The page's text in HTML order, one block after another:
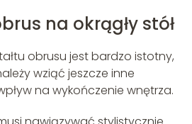
na okrągły stół
obrusu jest bardzo istotny,
wziąć jeszcze inne
na wykończenie wnętrza.